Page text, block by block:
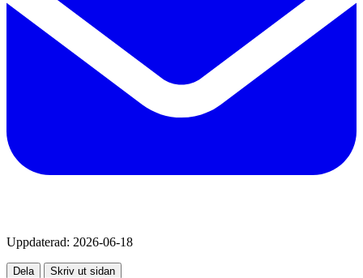
Uppdaterad: 2026-06-18
Dela Skriv ut sidan